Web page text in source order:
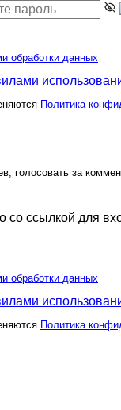
обработки данных
Политика
голосовать за
со ссылкой для
обработки данных
Политика